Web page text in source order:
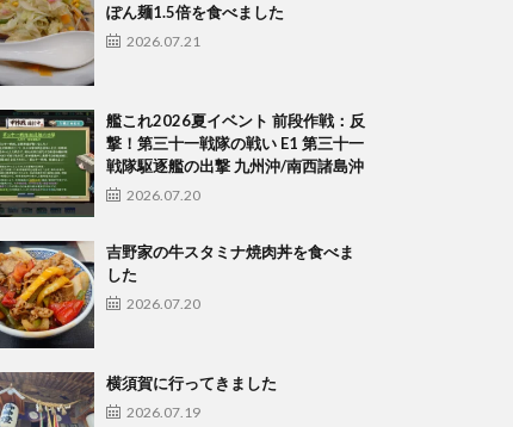
ぽん麺1.5倍を食べました
2026.07.21
艦これ2026夏イベント 前段作戦：反
撃！第三十一戦隊の戦い E1 第三十一
戦隊駆逐艦の出撃 九州沖/南西諸島沖
2026.07.20
吉野家の牛スタミナ焼肉丼を食べま
した
2026.07.20
横須賀に行ってきました
2026.07.19